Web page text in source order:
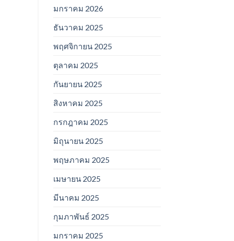
มกราคม 2026
ธันวาคม 2025
พฤศจิกายน 2025
ตุลาคม 2025
กันยายน 2025
สิงหาคม 2025
กรกฎาคม 2025
มิถุนายน 2025
พฤษภาคม 2025
เมษายน 2025
มีนาคม 2025
กุมภาพันธ์ 2025
มกราคม 2025